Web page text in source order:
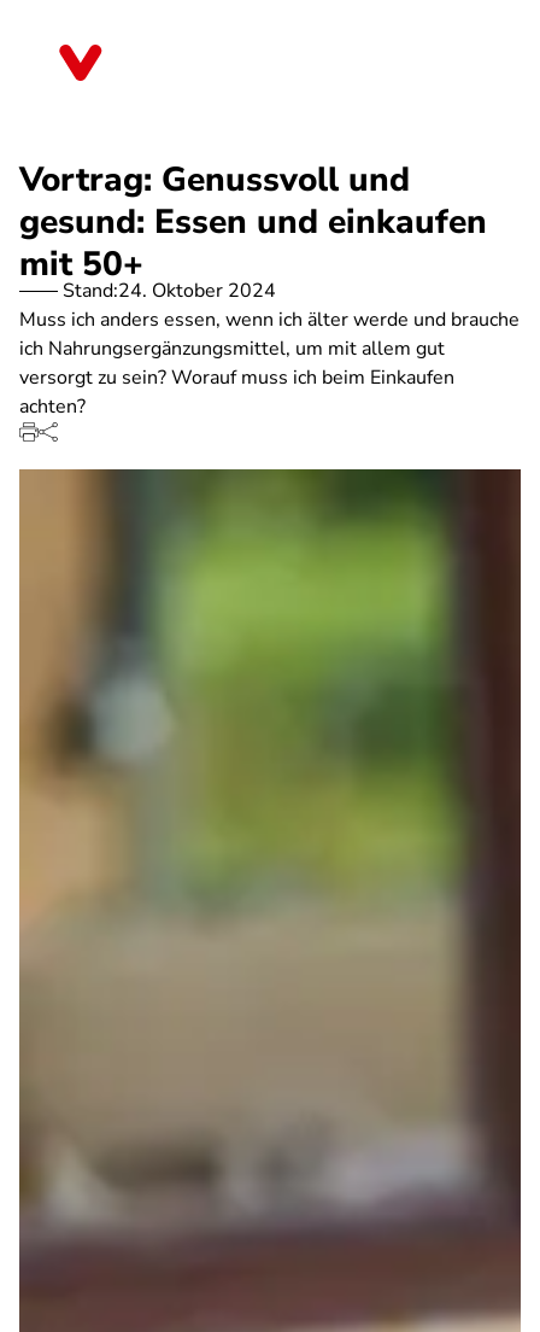
Vortrag: Genussvoll und
gesund: Essen und einkaufen
mit 50+
Stand:24. Oktober 2024
Muss ich anders essen, wenn ich älter werde und brauche
ich Nahrungsergänzungsmittel, um mit allem gut
versorgt zu sein? Worauf muss ich beim Einkaufen
achten?